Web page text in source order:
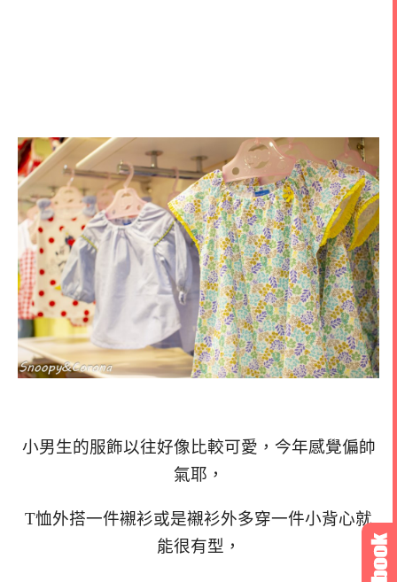
小男生的服飾以往好像比較可愛，今年感覺偏帥
氣耶，
T恤外搭一件襯衫或是襯衫外多穿一件小背心就
能很有型，